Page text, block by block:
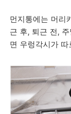
먼지통에는 머리
근 후, 퇴근 전,
면 우렁각시가